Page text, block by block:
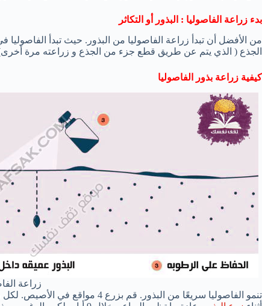
بدء زراعة الفاصوليا : البذور أو التكاثر
من الأفضل أن تبدأ زراعة الفاصوليا من البذور. حيث تبدأ
الجذع ( الذي يتم عن طريق قطع جزء من الجذع و زراعته مرة
كيفية زراعة بذور الفاصوليا
زراعة
تنمو الفاصوليا سريعًا من البذور.